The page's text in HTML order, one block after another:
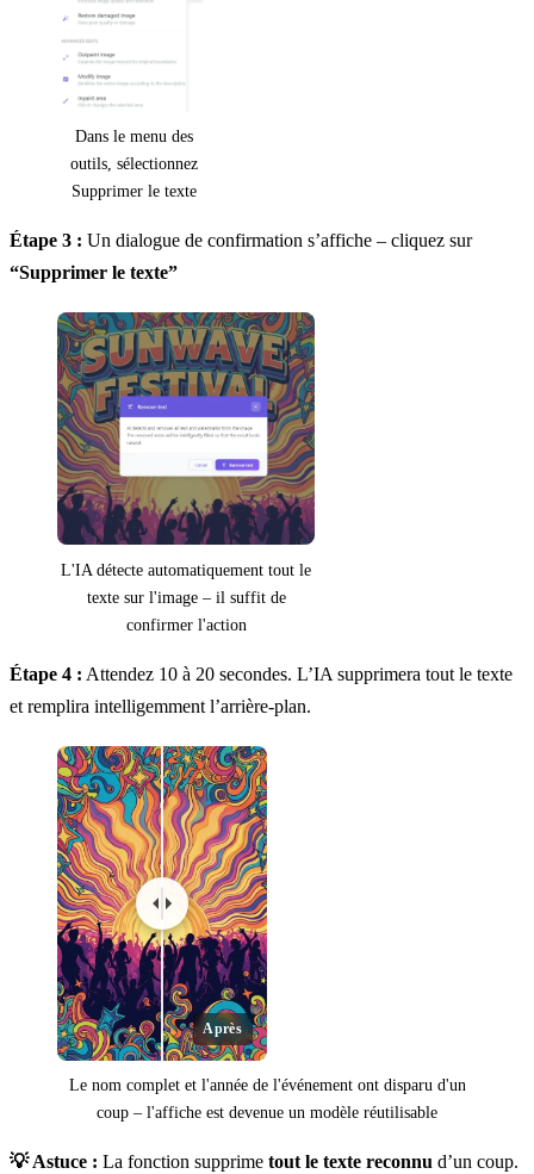
Dans le menu des
outils, sélectionnez
Supprimer le texte
Étape 3 : Un dialogue de confirmation s’affiche – cliquez sur
“Supprimer le texte”
L'IA détecte automatiquement tout le
texte sur l'image – il suffit de
confirmer l'action
Étape 4 : Attendez 10 à 20 secondes. L’IA supprimera tout le texte
et remplira intelligemment l’arrière-plan.
Après
Le nom complet et l'année de l'événement ont disparu d'un
coup – l'affiche est devenue un modèle réutilisable
💡 Astuce : La fonction supprime tout le texte reconnu d’un coup.